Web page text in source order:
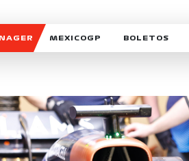
MEXICOGP
SOSTENIBILIDAD
CELEBRA CON NOSOTROS
BOLETOS